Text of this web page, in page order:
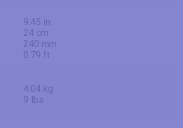
9.45 in
24 cm
240 mm
0.79 ft
4.04 kg
9 lbs